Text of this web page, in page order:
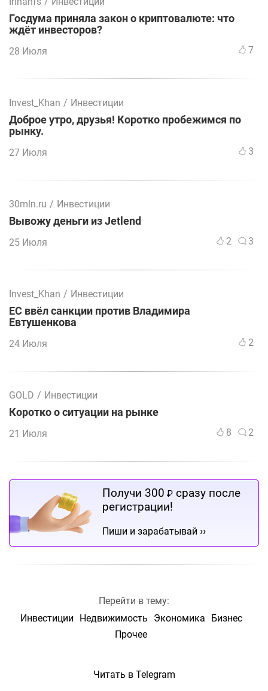
Госдума приняла закон о криптовалюте: что
ждёт инвесторов?
28 Июля 7
Invest_Khan / Инвестиции
Доброе утро, друзья! Коротко пробежимся по
рынку.
27 Июля 3
30mln.ru / Инвестиции
Вывожу деньги из Jetlend
25 Июля 2 3
Invest_Khan / Инвестиции
ЕС ввёл санкции против Владимира
Евтушенкова
24 Июля 2
GOLD / Инвестиции
Коротко о ситуации на рынке
21 Июля 8 2
Получи 300 ₽ сразу после
регистрации!
Пиши и зарабатывай ››
Перейти в тему:
Инвестиции
Недвижимость Экономика
Бизнес
Прочее
Читать в Telegram